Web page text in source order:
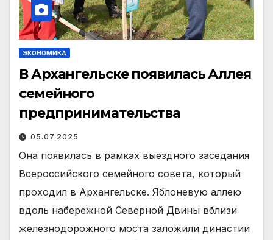
ЭКОНОМИКА
В Архангельске появилась Аллея
семейного
предпринимательства
05.07.2025
Она появилась в рамках выездного заседания
Всероссийского семейного совета, который
проходил в Архангельске. Яблоневую аллею
вдоль набережной Северной Двины вблизи
железнодорожного моста заложили династии